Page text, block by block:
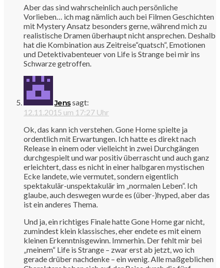
Aber das sind wahrscheinlich auch persönliche
Vorlieben… ich mag nämlich auch bei Filmen Geschichten
mit Mystery Ansatz besonders gerne, während mich zu
realistische Dramen überhaupt nicht ansprechen. Deshalb
hat die Kombination aus Zeitreise“quatsch“, Emotionen
und Detektivabenteuer von Life is Strange bei mir ins
Schwarze getroffen.
Jenssagt:
12.11.2015 um 17:27 Uhr
Ok, das kann ich verstehen. Gone Home spielte ja
ordentlich mit Erwartungen. Ich hatte es direkt nach
Release in einem oder vielleicht in zwei Durchgängen
durchgespielt und war positiv überrascht und auch ganz
erleichtert, dass es nicht in einer halbgaren mystischen
Ecke landete, wie vermutet, sondern eigentlich
spektakulär-unspektakulär im „normalen Leben“. Ich
glaube, auch deswegen wurde es (über-)hyped, aber das
ist ein anderes Thema.
Und ja, ein richtiges Finale hatte Gone Home gar nicht,
zumindest klein klassisches, eher endete es mit einem
kleinen Erkenntnisgewinn. Immerhin. Der fehlt mir bei
„meinem“ Life is Strange – zwar erst ab jetzt, wo ich
gerade drüber nachdenke – ein wenig. Alle maßgeblichen